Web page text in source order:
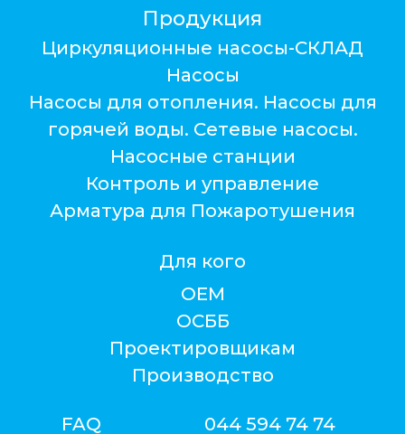
Продукция
Циркуляционные насосы-СКЛАД
Насосы
Насосы для отопления. Насосы для
горячей воды. Сетевые насосы.
Насосные станции
Контроль и управление
Арматура для Пожаротушения
Для кого
ОЕМ
ОСББ
Проектировщикам
Производство
FAQ 044 594 74 74